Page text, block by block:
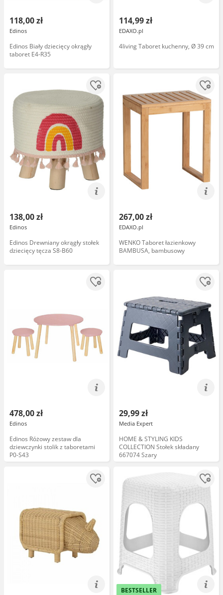
118,00 zł
Edinos
Edinos Biały dziecięcy okrągły
taboret E4-R35
114,99 zł
EDAXO.pl
4living Taboret kuchenny, Ø 39 cm
138,00 zł
Edinos
Edinos Drewniany okrągły stołek
dziecięcy tęcza S8-B60
267,00 zł
EDAXO.pl
WENKO Taboret łazienkowy
BAMBUSA, bambusowy
478,00 zł
Edinos
Edinos Różowy zestaw dla
dziewczynki stolik z taboretami
P0-S43
29,99 zł
Media Expert
HOME & STYLING KIDS
COLLECTION Stołek składany
667074 Szary
BESTSELLER